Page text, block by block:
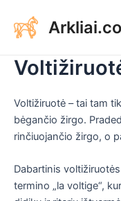
contenu
Voltižiruotė – tai tam
bėgančio žirgo.
rinčiuojančio žirgo, o
Dabartinis
termino „la voltige“,